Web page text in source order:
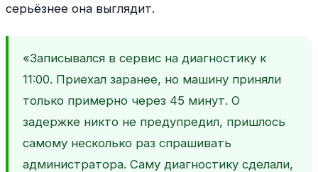
серьёзнее она выглядит.
«Записывался в сервис на диагностику к
11:00. Приехал заранее, но машину приняли
только примерно через 45 минут. О
задержке никто не предупредил, пришлось
самому несколько раз спрашивать
администратора. Саму диагностику сделали,